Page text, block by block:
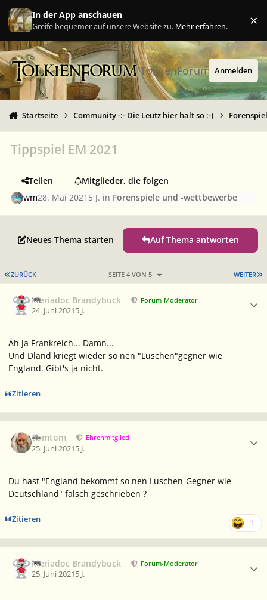
Zu Inhalt springen
In der App anschauen
Greife bequemer auf unsere Website zu. Mehr erfahren. ×
TolkienForum Anmelden
Startseite Community -:- Die Leutz hier halt so :-)
Tippspiel EM 2021
Teilen
Mitglieder, die folgen
wm28. Mai 2021 5 J. in Forenspiele und -wettbewerbe
Neues Thema starten Auf Thema antworten
ERSTE SEITE
ZURÜCK WEITER
SEITE 4 VON 5
Meriadoc Brandybuck Forum-Moderator
24. Juni 20215 J.
Äh ja Frankreich... Damn...
Und Dland kriegt wieder so nen "Luschen"gegner wie
England. Gibt's ja nicht.
Zitieren
Tomtom Ehrenmitglied
25. Juni 20215 J.
Du hast "England bekommt so nen Luschen-Gegner wie
Deutschland" falsch geschrieben ?
Zitieren 1
Meriadoc Brandybuck Forum-Moderator
25. Juni 20215 J.